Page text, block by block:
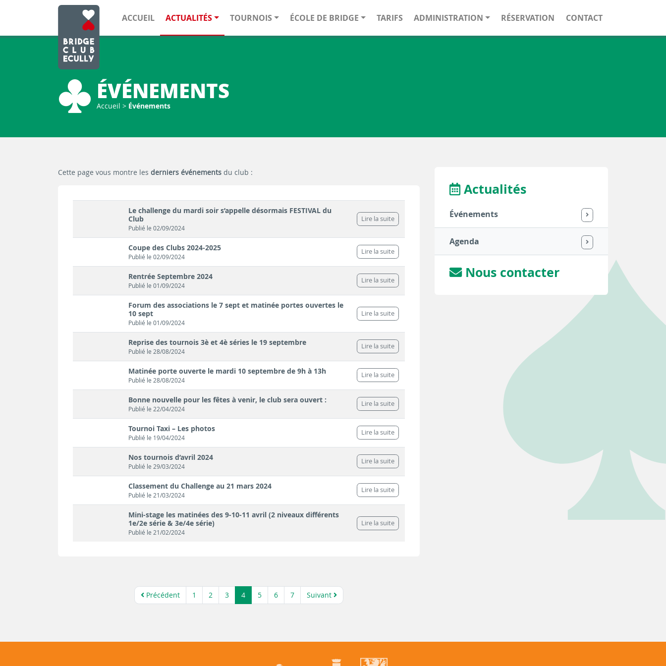
ACCUEIL ACTUALITÉS TOURNOIS ÉCOLE DE BRIDGE TARIFS ADMINISTRATION RÉSERVATION CONTACT
ÉVÉNEMENTS
Accueil > Événements
Cette page vous montre les derniers événements du club :
Le challenge du mardi soir s’appelle désormais FESTIVAL du
Club
Publié le 02/09/2024
Lire la suite
Coupe des Clubs 2024-2025
Publié le 02/09/2024
Lire la suite
Rentrée Septembre 2024
Publié le 01/09/2024
Lire la suite
Forum des associations le 7 sept et matinée portes ouvertes le
10 sept
Publié le 01/09/2024
Lire la suite
Reprise des tournois 3è et 4è séries le 19 septembre
Publié le 28/08/2024
Lire la suite
Matinée porte ouverte le mardi 10 septembre de 9h à 13h
Publié le 28/08/2024
Lire la suite
Bonne nouvelle pour les fêtes à venir, le club sera ouvert :
Publié le 22/04/2024
Lire la suite
Tournoi Taxi – Les photos
Publié le 19/04/2024
Lire la suite
Nos tournois d’avril 2024
Publié le 29/03/2024
Lire la suite
Classement du Challenge au 21 mars 2024
Publié le 21/03/2024
Lire la suite
Mini-stage les matinées des 9-10-11 avril (2 niveaux différents
1e/2e série & 3e/4e série)
Publié le 21/02/2024
Lire la suite
Précédent 1 2 3 4 5 6 7 Suivant
Actualités
Événements
Agenda
Nous contacter